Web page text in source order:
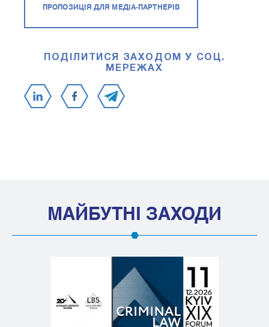
ПРОПОЗИЦІЯ ДЛЯ МЕДІА-ПАРТНЕРІВ
ПОДІЛИТИСЯ ЗАХОДОМ У СОЦ.
МЕРЕЖАХ
МАЙБУТНІ ЗАХОДИ